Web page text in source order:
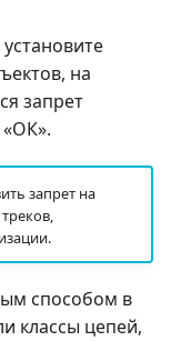
на
запрет
запрет на
способом в
классы цепей,